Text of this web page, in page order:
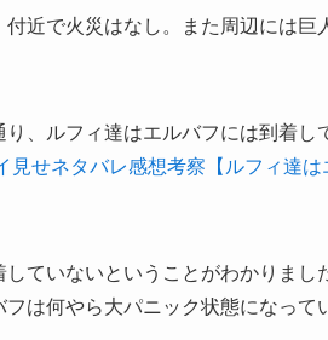
近で火災はなし。また周辺には
、ルフィ達はエルバフには到着
見せネタバレ感想考察【ルフィ達は
ていないということがわかりま
は何やら大パニック状態になって